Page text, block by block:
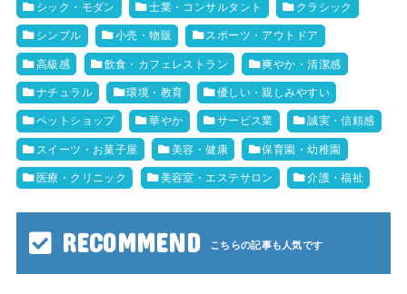
シック・モダン 士業・コンサルタント クラシック
シンプル 小売・物販 スポーツ・アウトドア
高級感 飲食・カフェレストラン 爽やか・清潔感
ナチュラル 環境・教育 優しい・親しみやすい
ペットショップ 華やか サービス業 誠実・信頼感
スイーツ・お菓子屋 美容・健康 保育園・幼稚園
医療・クリニック 美容室・エステサロン 介護・福祉
RECOMMEND